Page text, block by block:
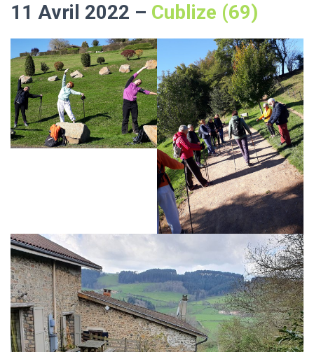
11 Avril 2022 – Cublize (69)